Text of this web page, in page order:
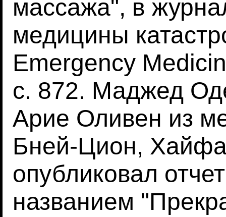
массажа", в
медицины
Emergency
с. 872. Маджед
Арие Оливен из
Бней-Цион,
опубликовал
названием